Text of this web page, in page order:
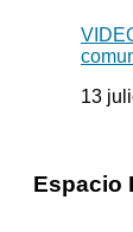
13
Espacio